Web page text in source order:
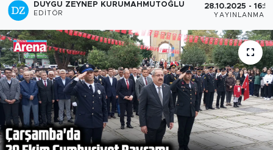
DUYGU ZEYNEP KURUMAHMUTOĞLU
EDITÖR
28.10.2025 -
YAYINLANMA